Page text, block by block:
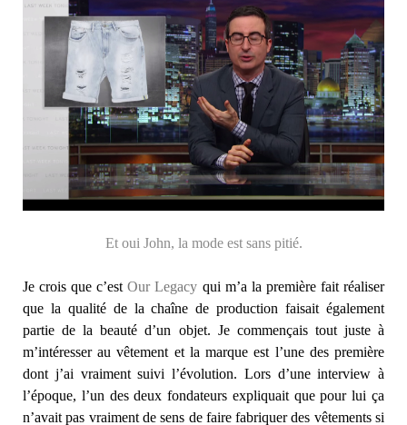
Et oui John, la mode est sans pitié.
Je crois que c’estOur Legacy qui m’a la première fait réaliser
que la qualité de la chaîne de production faisait également
partie de la beauté d’un objet. Je commençais tout juste à
m’intéresser au vêtement et la marque est l’une des première
dont j’ai vraiment suivi l’évolution. Lors d’une interview à
l’époque, l’un des deux fondateurs expliquait que pour lui ça
n’avait pas vraiment de sens de faire fabriquer des vêtements si